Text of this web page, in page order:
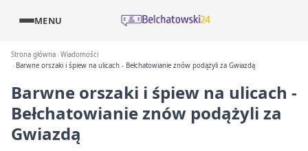
MENU
Strona główna Wiadomości
Barwne orszaki i śpiew na ulicach - Bełchatowianie znów podążyli za Gwiazdą
Barwne orszaki i śpiew na ulicach -
Bełchatowianie znów podążyli za
Gwiazdą